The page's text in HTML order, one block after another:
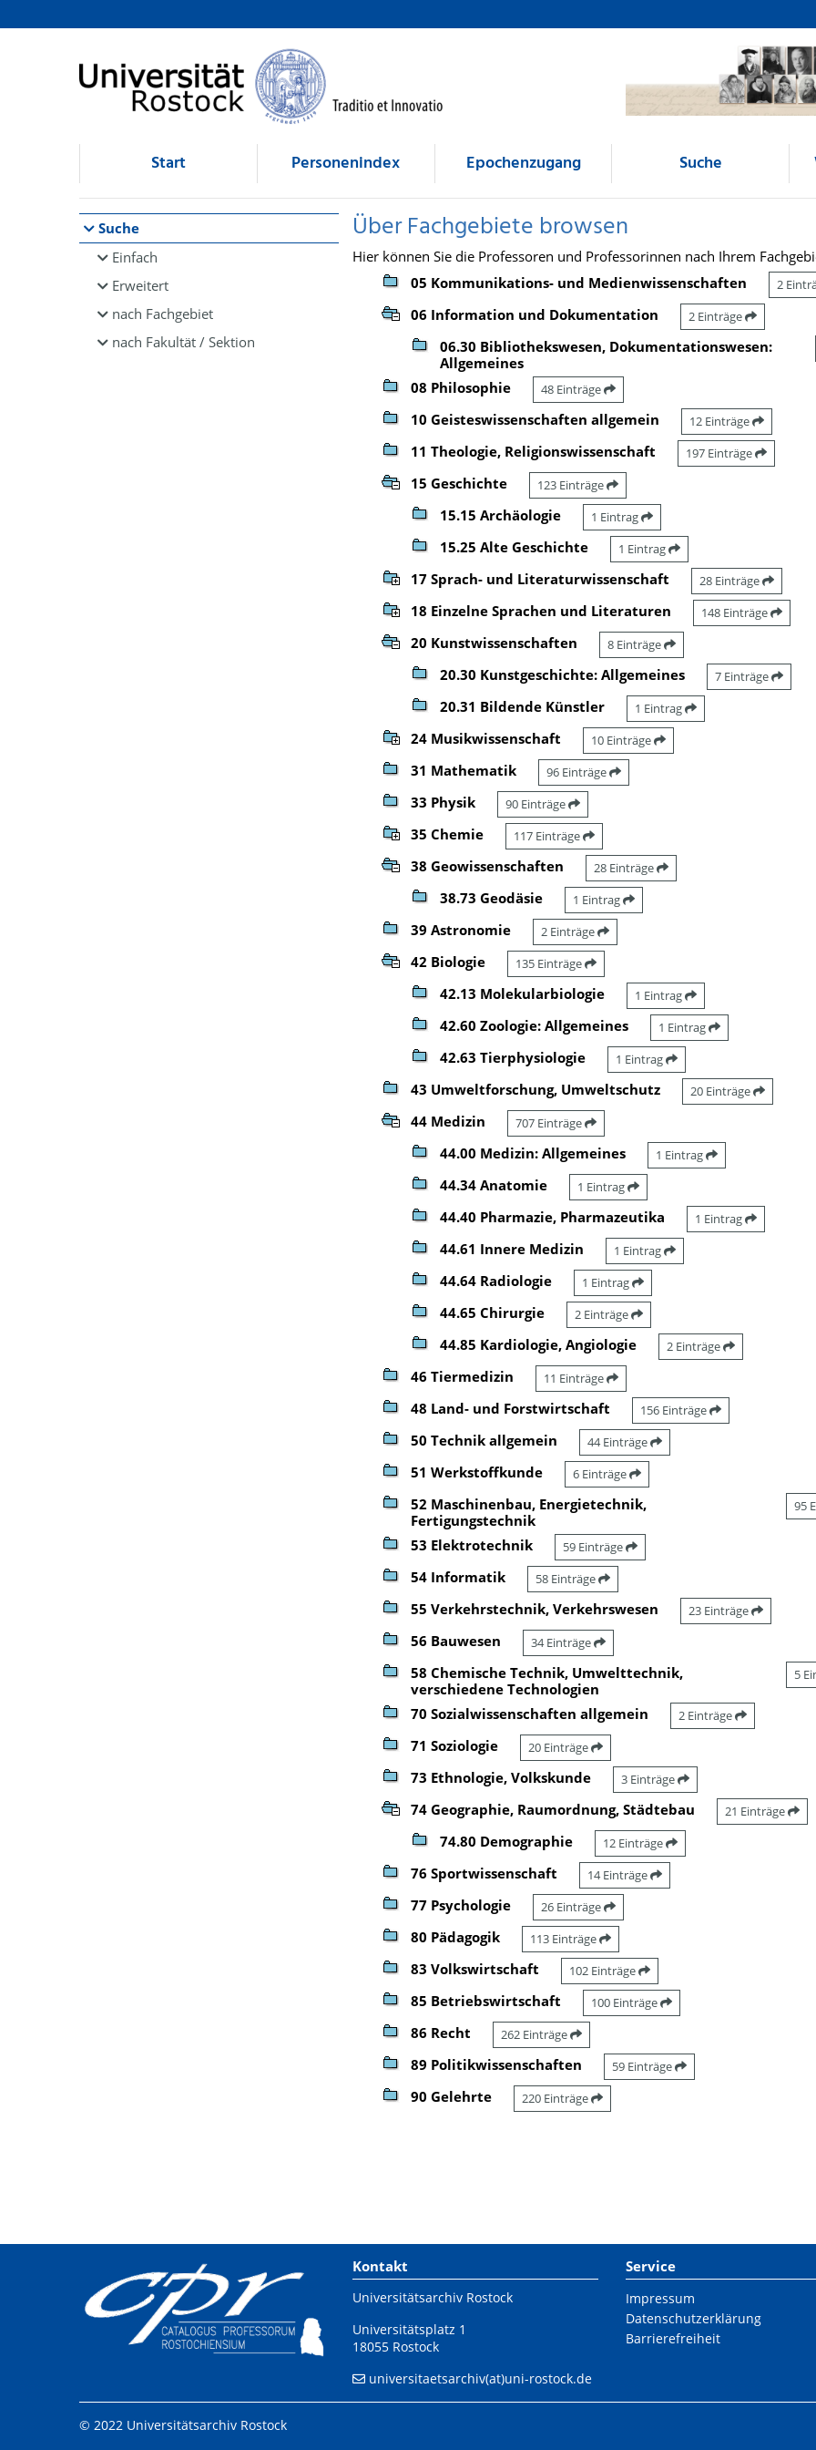
Browsen
direkt zum Inhalt
Start Personenindex Epochenzugang Suche
Suche
Einfach
Erweitert
nach Fachgebiet
nach Fakultät / Sektion
Über Fachgebiete browsen
Hier können Sie die Professoren und Professorinnen nach Ihrem
05 Kommunikations- und Medienwissenschaften
2
06 Information und Dokumentation 2 Einträge
06.30 Bibliothekswesen, Dokumentationswesen:
Allgemeines
08 Philosophie 48 Einträge
10 Geisteswissenschaften allgemein 12 Einträge
11 Theologie, Religionswissenschaft 197 Einträge
15 Geschichte 123 Einträge
15.15 Archäologie 1 Eintrag
15.25 Alte Geschichte 1 Eintrag
17 Sprach- und Literaturwissenschaft 28 Einträge
18 Einzelne Sprachen und Literaturen 148 Einträge
20 Kunstwissenschaften 8 Einträge
20.30 Kunstgeschichte: Allgemeines 7 Einträge
20.31 Bildende Künstler 1 Eintrag
24 Musikwissenschaft 10 Einträge
31 Mathematik 96 Einträge
33 Physik 90 Einträge
35 Chemie 117 Einträge
38 Geowissenschaften 28 Einträge
38.73 Geodäsie 1 Eintrag
39 Astronomie 2 Einträge
42 Biologie 135 Einträge
42.13 Molekularbiologie 1 Eintrag
42.60 Zoologie: Allgemeines 1 Eintrag
42.63 Tierphysiologie 1 Eintrag
43 Umweltforschung, Umweltschutz 20 Einträge
44 Medizin 707 Einträge
44.00 Medizin: Allgemeines 1 Eintrag
44.34 Anatomie 1 Eintrag
44.40 Pharmazie, Pharmazeutika 1 Eintrag
44.61 Innere Medizin 1 Eintrag
44.64 Radiologie 1 Eintrag
44.65 Chirurgie 2 Einträge
44.85 Kardiologie, Angiologie 2 Einträge
46 Tiermedizin 11 Einträge
48 Land- und Forstwirtschaft 156 Einträge
50 Technik allgemein 44 Einträge
51 Werkstoffkunde 6 Einträge
52 Maschinenbau, Energietechnik,
Fertigungstechnik
95
53 Elektrotechnik 59 Einträge
54 Informatik 58 Einträge
55 Verkehrstechnik, Verkehrswesen 23 Einträge
56 Bauwesen 34 Einträge
58 Chemische Technik, Umwelttechnik,
verschiedene Technologien
5
70 Sozialwissenschaften allgemein 2 Einträge
71 Soziologie 20 Einträge
73 Ethnologie, Volkskunde 3 Einträge
74 Geographie, Raumordnung, Städtebau 21 Einträge
74.80 Demographie 12 Einträge
76 Sportwissenschaft 14 Einträge
77 Psychologie 26 Einträge
80 Pädagogik 113 Einträge
83 Volkswirtschaft 102 Einträge
85 Betriebswirtschaft 100 Einträge
86 Recht 262 Einträge
89 Politikwissenschaften 59 Einträge
90 Gelehrte 220 Einträge
Kontakt
Universitätsarchiv Rostock
Universitätsplatz 1
18055 Rostock
universitaetsarchiv(at)uni-rostock.de
Service
Impressum
Datenschutzerklärung
Barrierefreiheit
© 2022 Universitätsarchiv Rostock